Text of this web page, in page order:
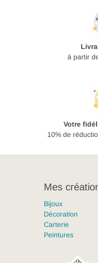
à partir
Votre
10% de
Mes
Bijoux
Décoration
Carterie
Peintures